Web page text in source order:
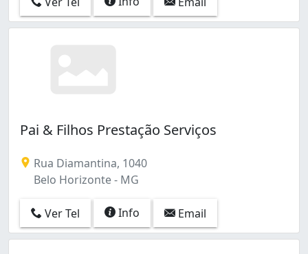
Pai & Filhos Prestação Serviços
Rua Diamantina, 1040
Belo Horizonte - MG
Ver Tel Info Email